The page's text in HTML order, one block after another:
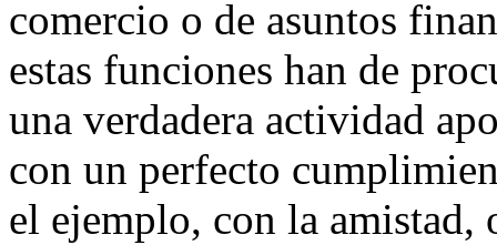
comercio o de asuntos
estas funciones han de
una verdadera actividad
con un perfecto
el ejemplo, con la amistad,